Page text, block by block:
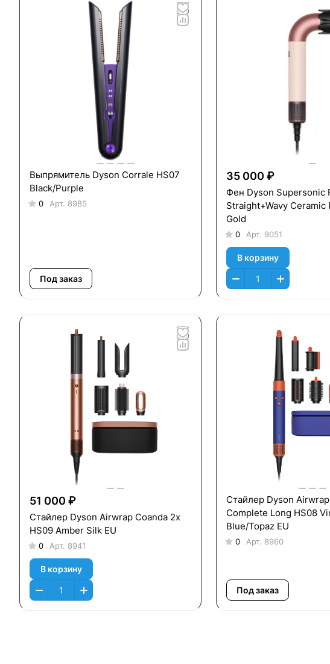
Выпрямитель Dyson Corrale HS07
Black/Purple
0 Арт. 8985
Под заказ
35 000 ₽
Фен Dyson Supersonic
Straight+Wavy Ceramic
Gold
0 Арт. 9051
В корзину
51 000 ₽
Стайлер Dyson Airwrap Coanda 2x
HS09 Amber Silk EU
0 Арт. 8941
В корзину
Стайлер Dyson
Complete Long HS08
Blue/Topaz EU
0 Арт. 8960
Под заказ